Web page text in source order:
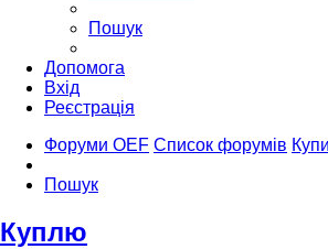
Пошук
Допомога
Вхід
Реєстрація
Форуми OEF Список форумів
Пошук
Куплю